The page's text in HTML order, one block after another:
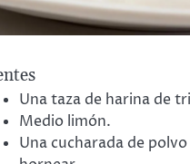
Una taza de harina de
Medio limón.
Una cucharada de